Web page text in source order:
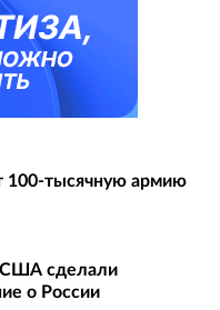
100-тысячную армию
США сделали
о России